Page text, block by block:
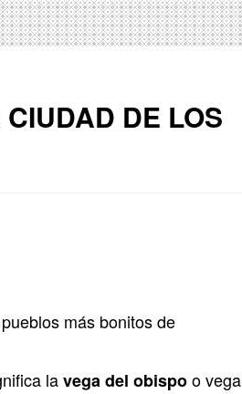
DE LOS
más bonitos de
lavega del obispoo vega